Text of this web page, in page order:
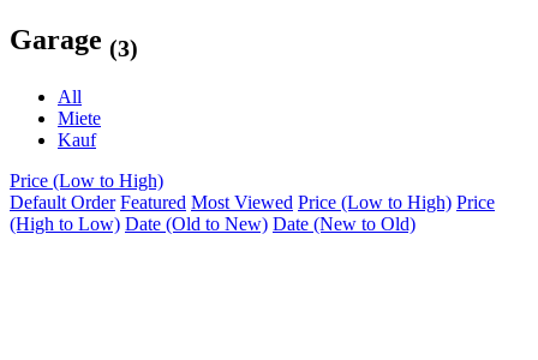
Garage (3)
All
Miete
Kauf
Price (Low to High)
Default Order Featured Most Viewed Price (Low to High) Price
(High to Low) Date (Old to New) Date (New to Old)